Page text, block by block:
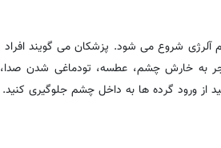
آلرژی شروع می شود. پزشکان می گویند افراد
به خارش چشم، عطسه، تودماغی شدن
از ورود گرده ها به داخل چشم جلوگیری کنید.